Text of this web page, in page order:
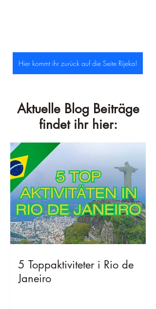
Hier kommt ihr zurück auf die Seite Rijeka!
Aktuelle Blog Beiträge
findet ihr hier:
5 Toppaktiviteter i Rio de
Janeiro